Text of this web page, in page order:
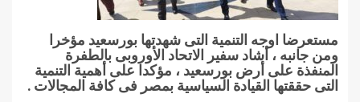
مستعرضا اوجه التنمية التى شهدتها بورسعيد مؤخرا
ومن جانبه ، أشاد سفير الاتحاد الأوروبى بالطفرة
المنفذة على أرض بورسعيد ، مؤكدا على أهمية التنمية
التى حققتها القيادة السياسية بمصر فى كافة المجالات .